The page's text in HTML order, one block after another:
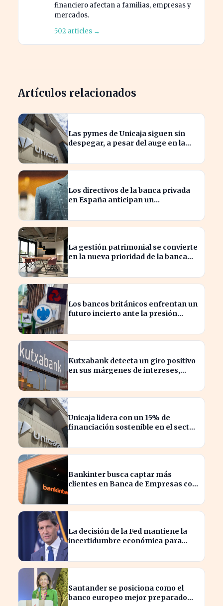
financiero afectan a familias, empresas y
mercados.
502 articles →
Artículos relacionados
Las pymes de Unicaja siguen sin
despegar, a pesar del auge en la
Los directivos de la banca privada
en España anticipan un
La gestión patrimonial se convierte
en la nueva prioridad de la banca
Los bancos británicos enfrentan un
futuro incierto ante la presión
Kutxabank detecta un giro positivo
en sus márgenes de intereses,
Unicaja lidera con un 15% de
financiación sostenible en el sector
Bankinter busca captar más
clientes en Banca de Empresas con
La decisión de la Fed mantiene la
incertidumbre económica para
Santander se posiciona como el
banco europeo mejor preparado